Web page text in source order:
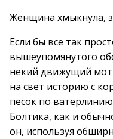
Женщина хмыкнула,
Если бы все так
вышеупомянутого
некий движущий
на свет историю с
песок по
Болтика, как и
он, используя